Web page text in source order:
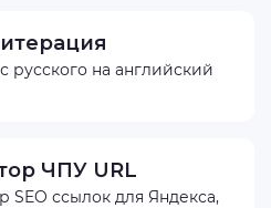
русского на английский
ЧПУ URL
SEO ссылок для Яндекса,